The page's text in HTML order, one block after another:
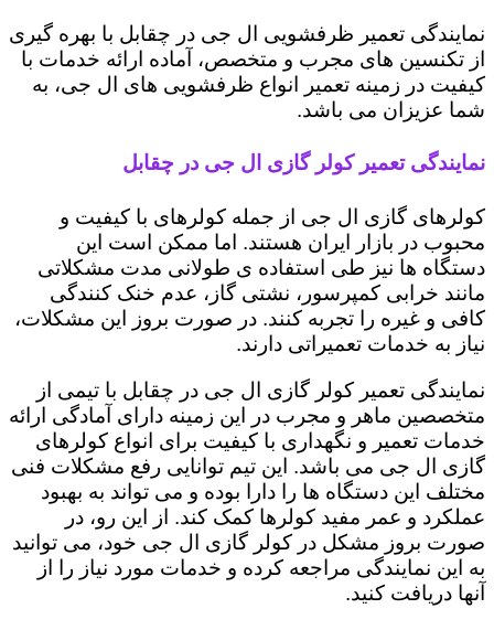
نمایندگی تعمیر ظرفشویی ال جی در چقابل با بهره گیری
از تکنسین های مجرب و متخصص، آماده ارائه خدمات با
کیفیت در زمینه تعمیر انواع ظرفشویی های ال جی، به
شما عزیزان می باشد.
نمایندگی تعمیر کولر گازی ال جی در چقابل
کولرهای گازی ال جی از جمله کولرهای با کیفیت و
محبوب در بازار ایران هستند. اما ممکن است این
دستگاه ها نیز طی استفاده ی طولانی مدت مشکلاتی
مانند خرابی کمپرسور، نشتی گاز، عدم خنک کنندگی
کافی و غیره را تجربه کنند. در صورت بروز این مشکلات،
نیاز به خدمات تعمیراتی دارند.
نمایندگی تعمیر کولر گازی ال جی در چقابل با تیمی از
متخصصین ماهر و مجرب در این زمینه دارای آمادگی ارائه
خدمات تعمیر و نگهداری با کیفیت برای انواع کولرهای
گازی ال جی می باشد. این تیم توانایی رفع مشکلات فنی
مختلف این دستگاه ها را دارا بوده و می تواند به بهبود
عملکرد و عمر مفید کولرها کمک کند. از این رو، در
صورت بروز مشکل در کولر گازی ال جی خود، می توانید
به این نمایندگی مراجعه کرده و خدمات مورد نیاز را از
آنها دریافت کنید.